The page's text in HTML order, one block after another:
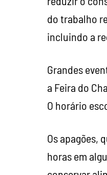
do trabalho
incluindo a
Grandes
a Feira do
O horário
Os apagões,
horas em